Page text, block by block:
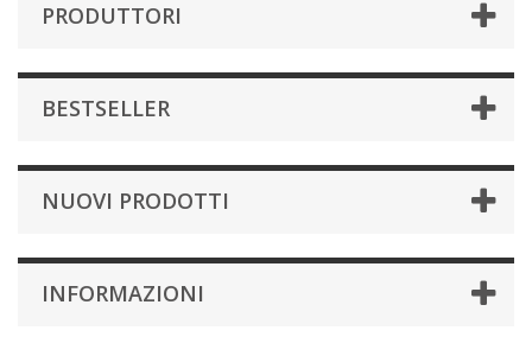
PRODUTTORI
BESTSELLER
NUOVI PRODOTTI
INFORMAZIONI